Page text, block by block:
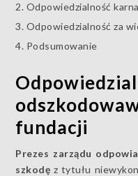
Odpowiedzialność
Odpowiedzialność za
Podsumowanie
fundacji
Prezes zarządu
szkodę z tytułu